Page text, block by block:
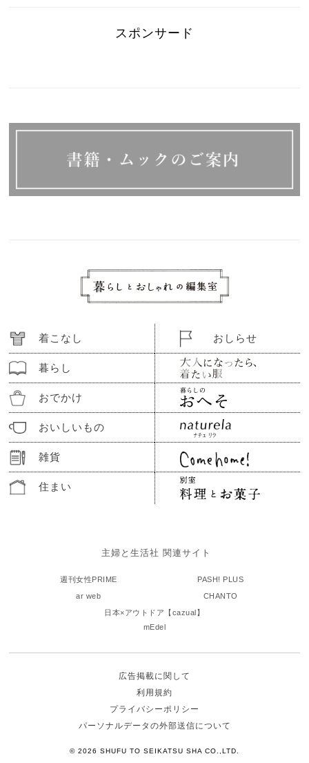
スポンサード
着こなし
暮らし
おでかけ
おいしいもの
雑貨
住まい
おしらせ
主婦と生活社 関連サイト
週刊女性PRIME
PASH! PLUS
ar web
CHANTO
日本×アウトドア【cazual】
mEdel
広告掲載に関して
利用規約
プライバシーポリシー
パーソナルデータの外部送信について
© 2026 SHUFU TO SEIKATSU SHA CO.,LTD.